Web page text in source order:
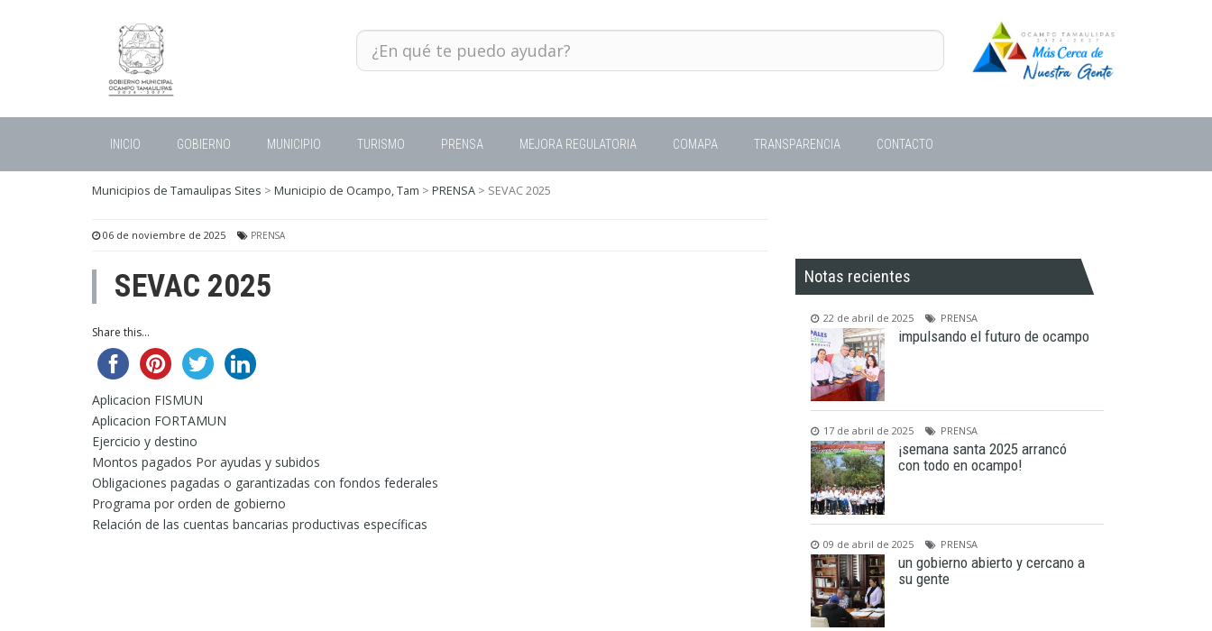
INICIO GOBIERNO MUNICIPIO TURISMO PRENSA MEJORA REGULATORIA COMAPA TRANSPARENCIA CONTACTO
Municipios de Tamaulipas Sites > Municipio de Ocampo, Tam > PRENSA > SEVAC 2025
06 de noviembre de 2025 PRENSA
SEVAC 2025
Share this...
Aplicacion FISMUN
Aplicacion FORTAMUN
Ejercicio y destino
Montos pagados Por ayudas y subidos
Obligaciones pagadas o garantizadas con fondos federales
Programa por orden de gobierno
Relación de las cuentas bancarias productivas específicas
Notas recientes
22 de abril de 2025 PRENSA
impulsando el futuro de ocampo
17 de abril de 2025 PRENSA
¡semana santa 2025 arrancó
con todo en ocampo!
09 de abril de 2025 PRENSA
un gobierno abierto y cercano a
su gente